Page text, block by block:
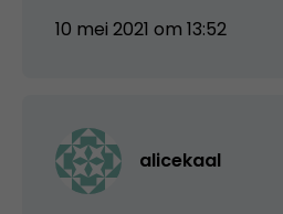
10 mei 2021 om 13:52
alicekaal